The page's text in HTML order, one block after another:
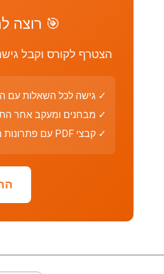
🎯 רוצה
הצטרף לקורס וקבל
✓ גישה לכל השאלות עם
✓ מבחנים ומעקב אחר
✓ קבצי PDF עם פתרונות מלאים